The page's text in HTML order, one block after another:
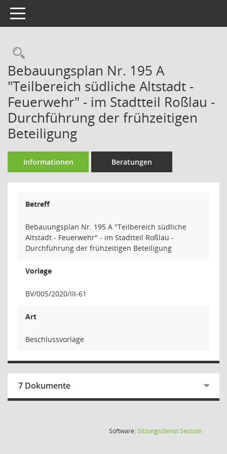
Toggle navigation
Rechercheauswahl
Bebauungsplan Nr. 195 A
"Teilbereich südliche Altstadt -
Feuerwehr" - im Stadtteil Roßlau -
Durchführung der frühzeitigen
Beteiligung
Informationen Beratungen
Betreff
Bebauungsplan Nr. 195 A "Teilbereich südliche
Altstadt - Feuerwehr" - im Stadtteil Roßlau -
Durchführung der frühzeitigen Beteiligung
Vorlage
BV/005/2020/III-61
Art
Beschlussvorlage
7 Dokumente
Software:SitzungsdienstSession(Wird in